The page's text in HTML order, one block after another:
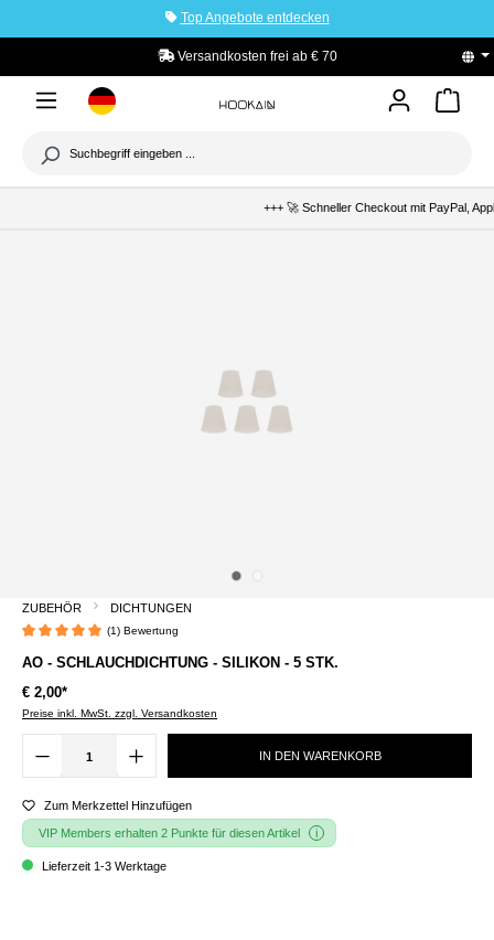
Top Angebote entdecken
Versandkosten frei ab € 70 PayPal
+++ 🚀 Schneller Checkout mit PayPal, Apple
ZUBEHÖR DICHTUNGEN
(1) Bewertung
AO - SCHLAUCHDICHTUNG - SILIKON - 5 STK.
€ 2,00*
Preise inkl. MwSt. zzgl. Versandkosten
IN DEN WARENKORB
Zum Merkzettel Hinzufügen
VIP Members erhalten 2 Punkte für diesen Artikel
Lieferzeit 1-3 Werktage